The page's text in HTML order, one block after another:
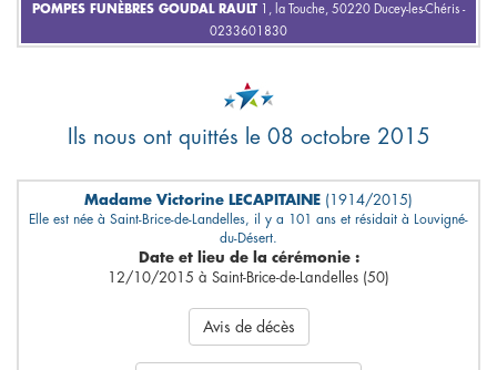
POMPES FUNÈBRES GOUDAL RAULT 1, la Touche, 50220 Ducey-les-Chéris -
0233601830
Ils nous ont quittés le 08 octobre 2015
Madame Victorine LECAPITAINE (1914/2015)
Elle est née à Saint-Brice-de-Landelles, il y a 101 ans et résidait à Louvigné-
du-Désert.
Date et lieu de la cérémonie :
12/10/2015 à Saint-Brice-de-Landelles (50)
Avis de décès